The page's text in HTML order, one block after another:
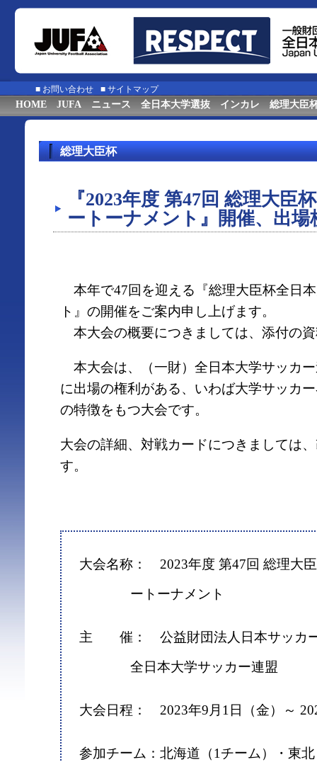
■ お問い合わせ ■ サイトマップ
HOME JUFA ニュース 全日本大学選抜 インカレ 総理大臣
総理大臣杯
『2023年度 第47回 総理大臣
ートーナメント』開催、出
本年で47回を迎える『総理大臣杯全日
ト』の開催をご案内申し上げます。
本大会の概要につきましては、添付の
本大会は、（一財）全日本大学サッカ
に出場の権利がある、いわば大学サッカ
の特徴をもつ大会です。
大会の詳細、対戦カードにつきましては
す。
大会名称： 2023年度 第47回 総理大
ートーナメント
主 催： 公益財団法人日本サッカ
全日本大学サッカー連盟
大会日程： 2023年9月1日（金）～
参加チーム：北海道（1チーム）・東